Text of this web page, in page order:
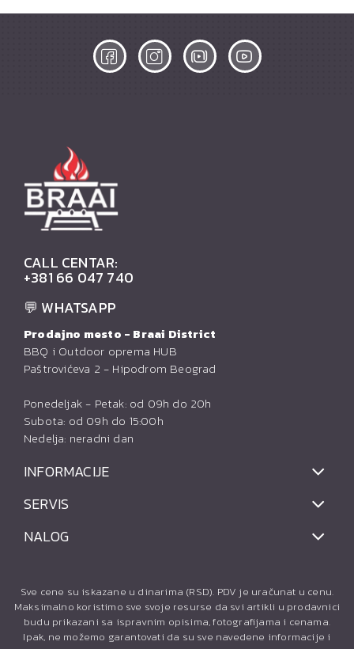
CALL CENTAR:
+381 66 047 740
💬 WHATSAPP
Prodajno mesto - Braai District
BBQ i Outdoor oprema HUB
Paštrovićeva 2 - Hipodrom Beograd
Ponedeljak - Petak: od 09h do 20h
Subota: od 09h do 15:00h
Nedelja: neradni dan
INFORMACIJE
SERVIS
NALOG
Sve cene su iskazane u dinarima (RSD). PDV je uračunat u cenu.
Maksimalno koristimo sve svoje resurse da svi artikli u prodavnici
budu prikazani sa ispravnim opisima, fotografijama i cenama.
Ipak, ne možemo garantovati da su sve navedene informacije i